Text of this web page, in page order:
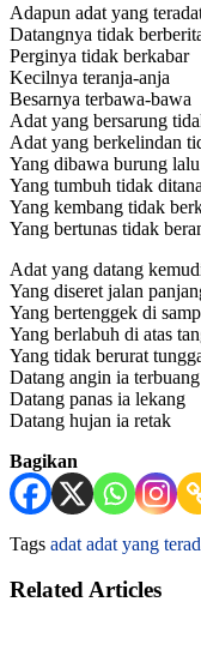
Adapun adat yang
Datangnya tidak
Perginya tidak berkabar
Kecilnya teranja-anja
Besarnya terbawa-bawa
Adat yang bersarung
Adat yang berkelindan
Yang dibawa burung lalu
Yang tumbuh tidak
Yang kembang tidak
Yang bertunas tidak
Adat yang datang
Yang diseret jalan
Yang bertenggek di
Yang berlabuh di atas
Yang tidak berurat
Datang angin ia terbuang
Datang panas ia lekang
Datang hujan ia retak
Bagikan
Tags adat adat yang
Related Articles